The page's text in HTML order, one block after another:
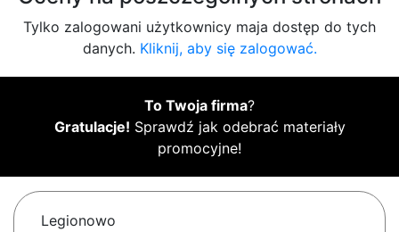
Tylko zalogowani użytkownicy maja dostęp do tych
danych. Kliknij, aby się zalogować.
To Twoja firma?
Gratulacje! Sprawdź jak odebrać materiały
promocyjne!
Legionowo